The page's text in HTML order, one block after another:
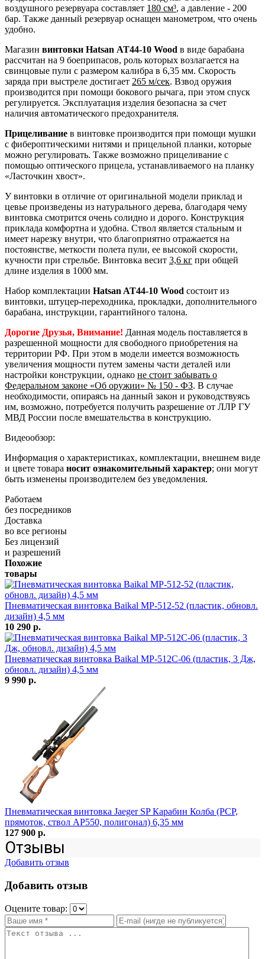
воздушного резервуара составляет 180 см³, а давление - 200
бар. Также данный резервуар оснащен манометром, что очень
удобно.
Магазин винтовки Hatsan AT44-10 Wood в виде барабана
рассчитан на 9 боеприпасов, роль которых возлагается на
свинцовые пули с размером калибра в 6,35 мм. Скорость
заряда при выстреле достигает 265 м/сек. Взвод оружия
производится при помощи бокового рычага, при этом спуск
регулируется. Эксплуатация изделия безопасна за счет
наличия автоматического предохранителя.
Прицеливание в винтовке производится при помощи мушки
с фибероптическими нитями и прицельной планки, которые
можно регулировать. Также возможно прицеливание с
помощью оптического прицела, устанавливаемого на планку
«Ласточкин хвост».
У винтовки в отличие от оригинальной модели приклад и
цевье произведены из натурального дерева, благодаря чему
винтовка смотрится очень солидно и дорого. Конструкция
приклада комфортна и удобна. Ствол является стальным и
имеет нарезку внутри, что благоприятно отражается на
постоянстве, меткости полета пули, ее высокой скорости,
кучности при стрельбе. Винтовка весит 3,6 кг при общей
длине изделия в 1000 мм.
Набор комплектации Hatsan AT44-10 Wood состоит из
винтовки, штуцер-переходника, прокладки, дополнительного
барабана, инструкции, гарантийного талона.
Дорогие Друзья, Внимание! Данная модель поставляется в
разрешенной мощности для свободного приобретения на
территории РФ. При этом в модели имеется возможность
увеличения мощности путем замены части деталей или
настройки конструкции, однако не стоит забывать о
Федеральном законе «Об оружии» № 150 - ФЗ. В случае
необходимости, опираясь на данный закон и руководствуясь
им, возможно, потребуется получить разрешение от ЛЛР ГУ
МВД России после вмешательства в конструкцию.
Видеообзор:
Информация о характеристиках, комплектации, внешнем виде
и цвете товара носит ознакомительный характер; они могут
быть изменены производителем без уведомления.
Работаем
без посредников
Доставка
во все регионы
Без лицензий
и разрешений
Похожие
товары
Пневматическая винтовка Baikal МР-512-52 (пластик, обновл.
дизайн) 4,5 мм
10 290 р.
Пневматическая винтовка Baikal МР-512С-06 (пластик, 3 Дж,
обновл. дизайн) 4,5 мм
9 990 р.
Пневматическая винтовка Jaeger SP Карабин Колба (PCP,
прямоток, ствол AP550, полигонал) 6,35 мм
127 900 р.
Отзывы
Добавить отзыв
Добавить отзыв
Оцените товар: